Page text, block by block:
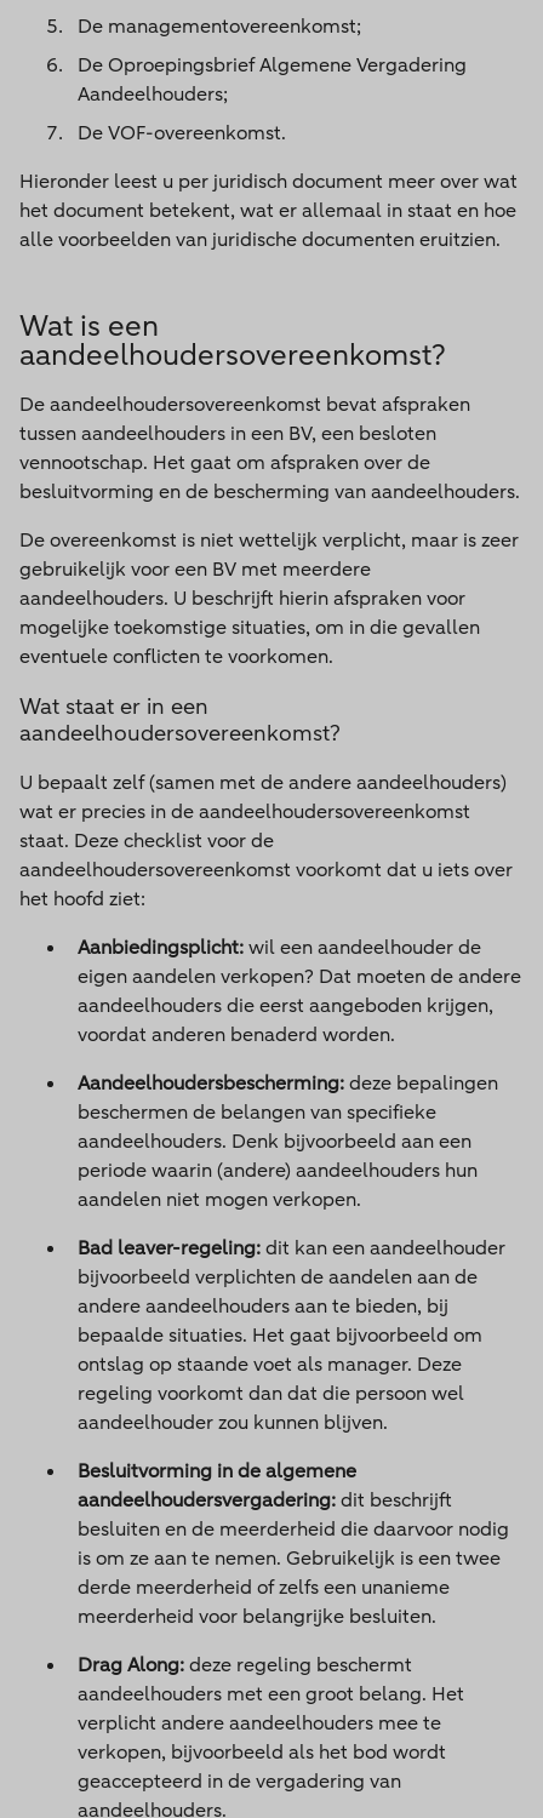
De managementovereenkomst;
De Oproepingsbrief Algemene Vergadering
Aandeelhouders;
De VOF-overeenkomst.
Hieronder leest u per juridisch document meer over wat
het document betekent, wat er allemaal in staat en hoe
alle voorbeelden van juridische documenten eruitzien.
Wat is een
aandeelhoudersovereenkomst?
De aandeelhoudersovereenkomst bevat afspraken
tussen aandeelhouders in een BV, een besloten
vennootschap. Het gaat om afspraken over de
besluitvorming en de bescherming van aandeelhouders.
De overeenkomst is niet wettelijk verplicht, maar is zeer
gebruikelijk voor een BV met meerdere
aandeelhouders. U beschrijft hierin afspraken voor
mogelijke toekomstige situaties, om in die gevallen
eventuele conflicten te voorkomen.
Wat staat er in een
aandeelhoudersovereenkomst?
U bepaalt zelf (samen met de andere aandeelhouders)
wat er precies in de aandeelhoudersovereenkomst
staat. Deze checklist voor de
aandeelhoudersovereenkomst voorkomt dat u iets over
het hoofd ziet:
Aanbiedingsplicht:wil een aandeelhouder de
eigen aandelen verkopen? Dat moeten de andere
aandeelhouders die eerst aangeboden krijgen,
voordat anderen benaderd worden.
Aandeelhoudersbescherming:deze bepalingen
beschermen de belangen van specifieke
aandeelhouders. Denk bijvoorbeeld aan een
periode waarin (andere) aandeelhouders hun
aandelen niet mogen verkopen.
Bad leaver-regeling:dit kan een aandeelhouder
bijvoorbeeld verplichten de aandelen aan de
andere aandeelhouders aan te bieden, bij
bepaalde situaties. Het gaat bijvoorbeeld om
ontslag op staande voet als manager. Deze
regeling voorkomt dan dat die persoon wel
aandeelhouder zou kunnen blijven.
Besluitvorming in de algemene
aandeelhoudersvergadering:dit beschrijft
besluiten en de meerderheid die daarvoor nodig
is om ze aan te nemen. Gebruikelijk is een twee
derde meerderheid of zelfs een unanieme
meerderheid voor belangrijke besluiten.
Drag Along:deze regeling beschermt
aandeelhouders met een groot belang. Het
verplicht andere aandeelhouders mee te
verkopen, bijvoorbeeld als het bod wordt
geaccepteerd in de vergadering van
aandeelhouders.